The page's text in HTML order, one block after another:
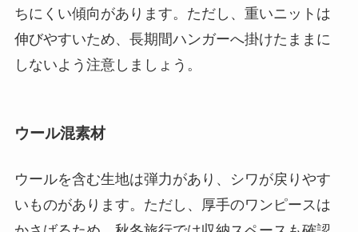
ちにくい傾向があります。ただし、重いニットは
伸びやすいため、長期間ハンガーへ掛けたままに
しないよう注意しましょう。
ウール混素材
ウールを含む生地は弾力があり、シワが戻りやす
いものがあります。ただし、厚手のワンピースは